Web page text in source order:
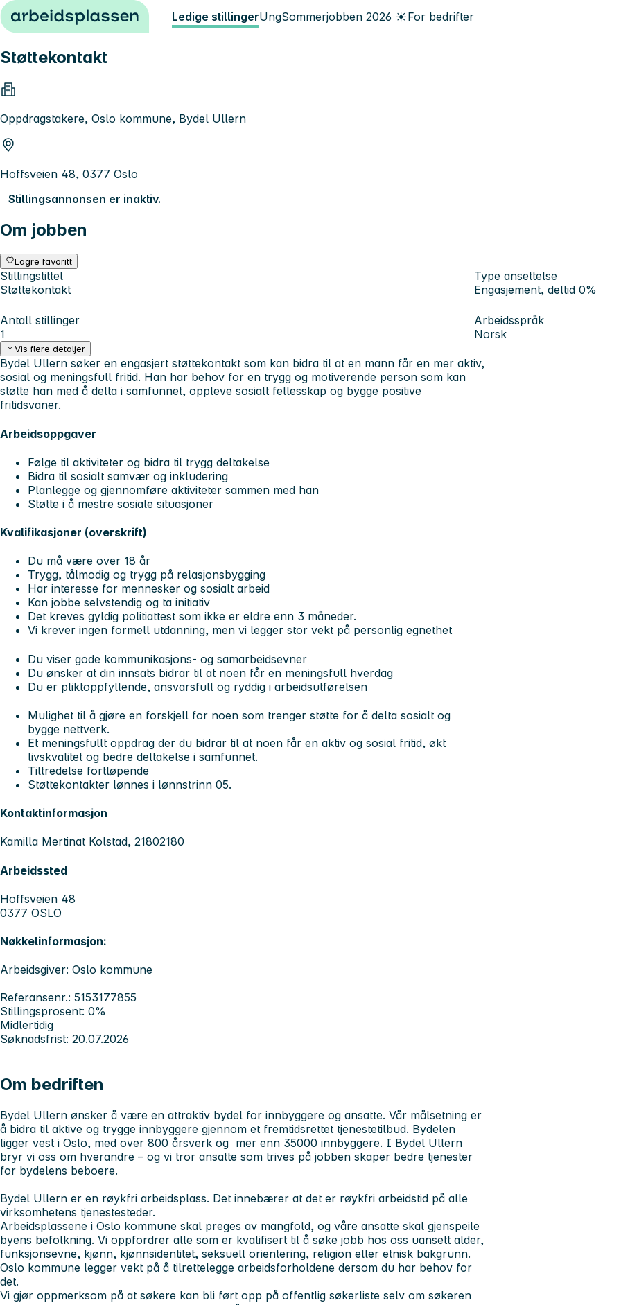
Hopp til innhold Ledige stillingerUngSommerjobben 2026 ☀️For bedrifter
Støttekontakt
Oppdragstakere, Oslo kommune, Bydel Ullern
Hoffsveien 48, 0377 Oslo
Stillingsannonsen er inaktiv.
Om jobben
Lagre favoritt
Stillingstittel
Støttekontakt
Type ansettelse
Engasjement, deltid 0%
Antall stillinger
1
Arbeidsspråk
Norsk
Vis flere detaljer
Bydel Ullern søker en engasjert støttekontakt som kan bidra til at en mann får en mer aktiv,
sosial og meningsfull fritid. Han har behov for en trygg og motiverende person som kan
støtte han med å delta i samfunnet, oppleve sosialt fellesskap og bygge positive
fritidsvaner.
Arbeidsoppgaver
Følge til aktiviteter og bidra til trygg deltakelse
Bidra til sosialt samvær og inkludering
Planlegge og gjennomføre aktiviteter sammen med han
Støtte i å mestre sosiale situasjoner
Kvalifikasjoner (overskrift)
Du må være over 18 år
Trygg, tålmodig og trygg på relasjonsbygging
Har interesse for mennesker og sosialt arbeid
Kan jobbe selvstendig og ta initiativ
Det kreves gyldig politiattest som ikke er eldre enn 3 måneder.
Vi krever ingen formell utdanning, men vi legger stor vekt på personlig egnethet
Du viser gode kommunikasjons- og samarbeidsevner
Du ønsker at din innsats bidrar til at noen får en meningsfull hverdag
Du er pliktoppfyllende, ansvarsfull og ryddig i arbeidsutførelsen
Mulighet til å gjøre en forskjell for noen som trenger støtte for å delta sosialt og
bygge nettverk.
Et meningsfullt oppdrag der du bidrar til at noen får en aktiv og sosial fritid, økt
livskvalitet og bedre deltakelse i samfunnet.
Tiltredelse fortløpende
Støttekontakter lønnes i lønnstrinn 05.
Kontaktinformasjon
Kamilla Mertinat Kolstad, 21802180
Arbeidssted
Hoffsveien 48
0377 OSLO
Nøkkelinformasjon:
Arbeidsgiver: Oslo kommune
Referansenr.: 5153177855
Stillingsprosent: 0%
Midlertidig
Søknadsfrist: 20.07.2026
Om bedriften
Bydel Ullern ønsker å være en attraktiv bydel for innbyggere og ansatte. Vår målsetning er
å bidra til aktive og trygge innbyggere gjennom et fremtidsrettet tjenestetilbud. Bydelen
ligger vest i Oslo, med over 800 årsverk og mer enn 35000 innbyggere. I Bydel Ullern
bryr vi oss om hverandre – og vi tror ansatte som trives på jobben skaper bedre tjenester
for bydelens beboere.
Bydel Ullern er en røykfri arbeidsplass. Det innebærer at det er røykfri arbeidstid på alle
virksomhetens tjenestesteder.
Arbeidsplassene i Oslo kommune skal preges av mangfold, og våre ansatte skal gjenspeile
byens befolkning. Vi oppfordrer alle som er kvalifisert til å søke jobb hos oss uansett alder,
funksjonsevne, kjønn, kjønnsidentitet, seksuell orientering, religion eller etnisk bakgrunn.
Oslo kommune legger vekt på å tilrettelegge arbeidsforholdene dersom du har behov for
det.
Vi gjør oppmerksom på at søkere kan bli ført opp på offentlig søkerliste selv om søkeren